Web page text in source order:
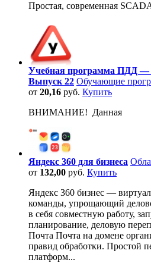
Простая, современная
Учебная программа ПДД —
Выпуск 22 Обучающие
от 20,16 руб. Купить
ВНИМАНИЕ! Данная
Яндекс 360 для бизнеса
от 132,00 руб. Купить
Яндекс 360 бизнес —
команды, упрощающий
в себя совместную работу,
планирование, деловую
Почта Почта на домене
правид обработки. Простой
платформ...